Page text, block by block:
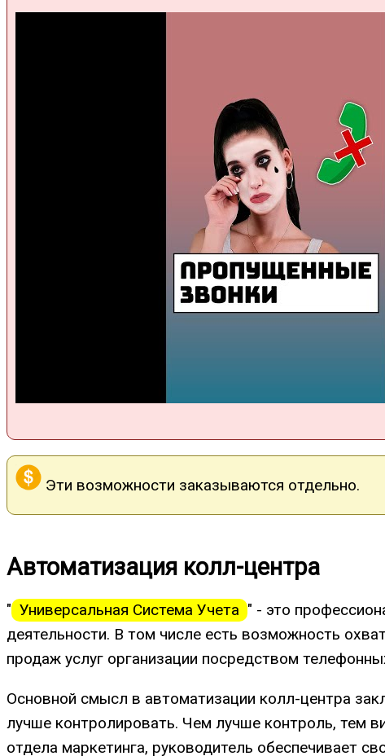
Эти возможности заказываются отдельно.
Автоматизация колл-центра
" Универсальная Система Учета " - это
деятельности. В том числе есть возможность
продаж услуг организации посредством
Основной смысл в автоматизации колл-центра
лучше контролировать. Чем лучше контроль, тем
отдела маркетинга, руководитель обеспечивает